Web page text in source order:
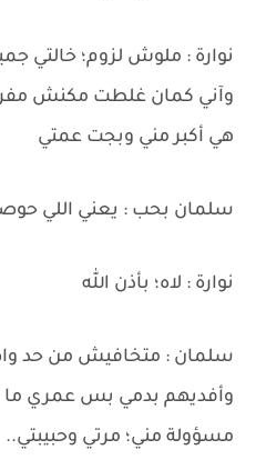
نوارة : ملوش لزوم؛ خالتي
وآني كمان غلطت مكنش
هي أكبر مني وبجت عمتي
سلمان بحب : يعني اللي
نوارة : لاه؛ بأذن الله
سلمان : متخافيش من حد
وأفديهم بدمي بس عمري ما
مسؤولة مني؛ مرتي وحبيبتي..